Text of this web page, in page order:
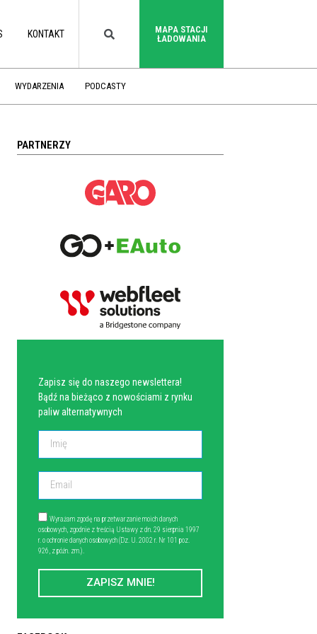
KONTAKT
MAPA STACJI
ŁADOWANIA
WYDARZENIA PODCASTY
PARTNERZY
Zapisz się do naszego newslettera!
Bądź na bieżąco z nowościami z rynku
paliw alternatywnych
Wyrażam zgodę na przetwarzanie moich danych
osobowych, zgodnie z treścią Ustawy z dn. 29 sierpnia 1997
r. o ochronie danych osobowych (Dz. U. 2002 r. Nr 101 poz.
926, z późn. zm.).
ZAPISZ MNIE!